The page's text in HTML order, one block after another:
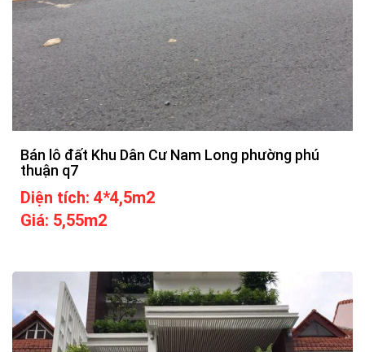
Bán lô đất Khu Dân Cư Nam Long phường phú
thuận q7
Diện tích: 4*4,5m2
Giá: 5,55m2